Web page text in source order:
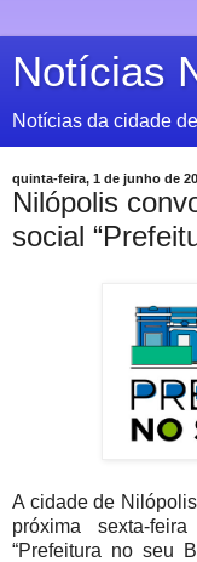
Notícias
Notícias da cidade
quinta-feira, 1 de junho de
Nilópolis
social
A cidade de
próxima sexta-
“Prefeitura no seu